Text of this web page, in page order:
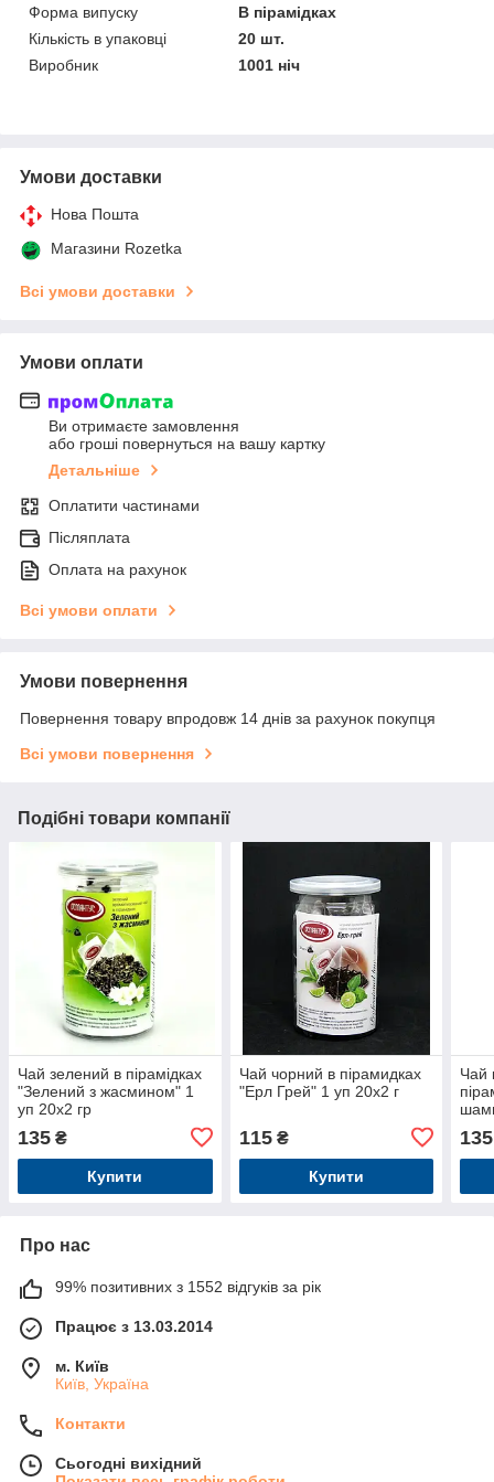
Форма випуску
В пірамідках
Кількість в упаковці
20 шт.
Виробник
1001 ніч
Умови доставки
Нова Пошта
Магазини Rozetka
Всі умови доставки
Умови оплати
Ви отримаєте замовлення
або гроші повернуться на вашу картку
Детальніше
Оплатити частинами
Післяплата
Оплата на рахунок
Всі умови оплати
Умови повернення
Повернення товару впродовж 14 днів за рахунок покупця
Всі умови повернення
Подібні товари компанії
Чай зелений в пірамідках
"Зелений з жасмином" 1
уп 20x2 гр
135 ₴
Купити
Чай чорний в пірамидках
"Ерл Грей" 1 уп 20x2 г
115₴
Купити
Чай
135
Про нас
99% позитивних з 1552 відгуків за рік
Працює з 13.03.2014
м. Київ
Київ, Україна
Контакти
Сьогодні вихідний